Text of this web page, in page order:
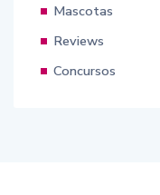
Mascotas
Reviews
Concursos